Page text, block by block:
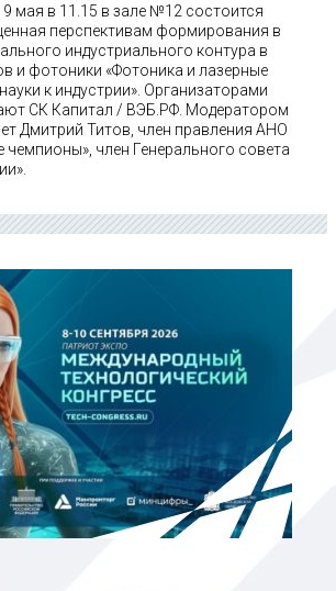
мая в 11.15 в зале №12 состоится
перспективам формирования в
индустриального контура в
и фотоники «Фотоника и лазерные
к индустрии». Организаторами
СК Капитал / ВЭБ.РФ. Модератором
Дмитрий Титов, член правления АНО
член Генерального совета